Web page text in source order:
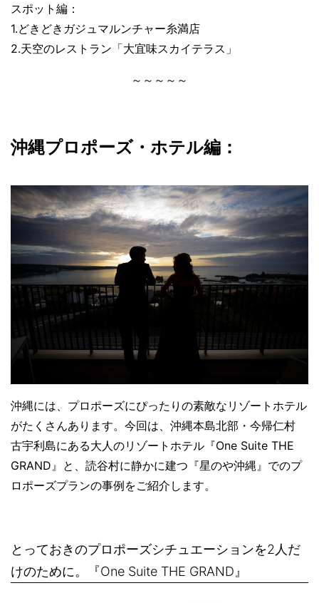
スポット編：
1.どきどきガジュマルンチャー糸満店
2.天空のレストラン「大宜味スカイテラス」
～～～～～
沖縄プロポーズ・ホテル編：
沖縄には、プロポーズにぴったりの素敵なリゾートホテル
がたくさんあります。今回は、沖縄本島北部・今帰仁村
古宇利島にある大人のリゾートホテル『One Suite THE
GRAND』と、読谷村に静かに建つ『星のや沖縄』でのプ
ロポーズプランの事例をご紹介します。
とっておきのプロポーズシチュエーションを2人だ
けのために。『One Suite THE GRAND』